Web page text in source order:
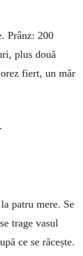
Prânz: 200
plus două
fiert, un măr
patru mere. Se
trage vasul
ce se răcește.